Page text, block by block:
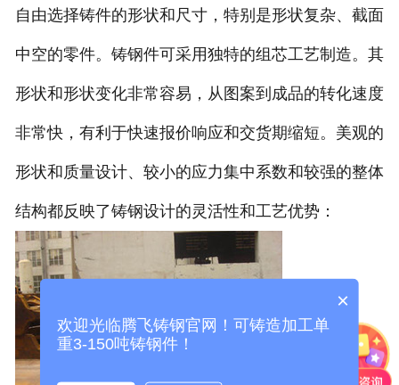
联系我们
自由选择铸件的形状和尺寸，特别是形状复杂、截面
中空的零件。铸钢件可采用独特的组芯工艺制造。其
形状和形状变化非常容易，从图案到成品的转化速度
非常快，有利于快速报价响应和交货期缩短。美观的
形状和质量设计、较小的应力集中系数和较强的整体
结构都反映了铸钢设计的灵活性和工艺优势：
×
欢迎光临腾飞铸钢官网！可铸造加工单
重3-150吨铸钢件！